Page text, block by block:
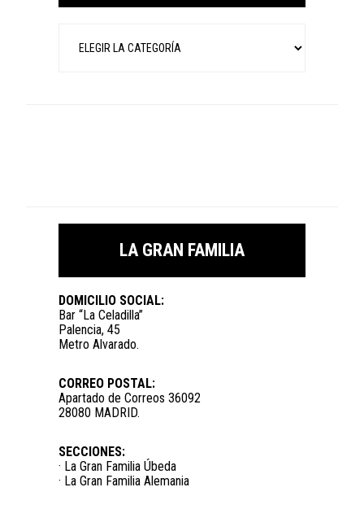
LA GRAN FAMILIA
DOMICILIO SOCIAL:
Bar “La Celadilla”
Palencia, 45
Metro Alvarado.
CORREO POSTAL:
Apartado de Correos 36092
28080 MADRID.
SECCIONES:
· La Gran Familia Úbeda
· La Gran Familia Alemania